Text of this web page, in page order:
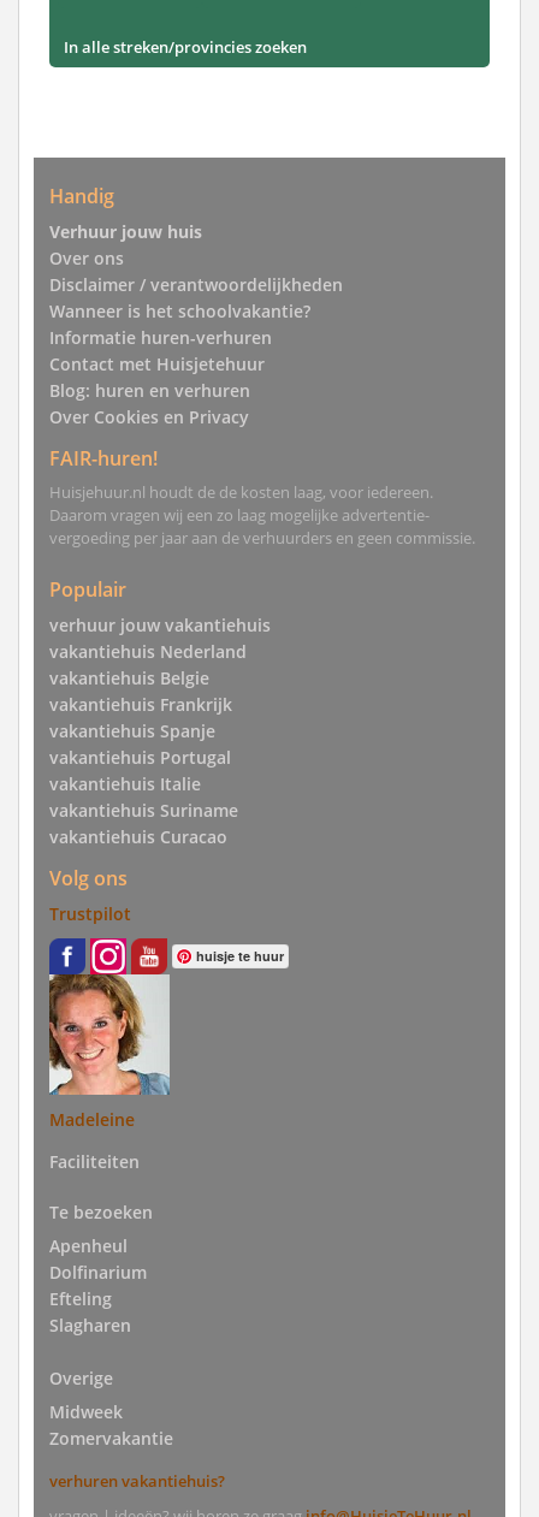
In alle streken/provincies zoeken
Handig
Verhuur jouw huis
Over ons
Disclaimer / verantwoordelijkheden
Wanneer is het schoolvakantie?
Informatie huren-verhuren
Contact met Huisjetehuur
Blog: huren en verhuren
Over Cookies en Privacy
FAIR-huren!
Huisjehuur.nl houdt de de kosten laag, voor iedereen.
Daarom vragen wij een zo laag mogelijke advertentie-
vergoeding per jaar aan de verhuurders en geen commissie.
Populair
verhuur jouw vakantiehuis
vakantiehuis Nederland
vakantiehuis Belgie
vakantiehuis Frankrijk
vakantiehuis Spanje
vakantiehuis Portugal
vakantiehuis Italie
vakantiehuis Suriname
vakantiehuis Curacao
Volg ons
Trustpilot
huisje te huur
Madeleine
Faciliteiten
Te bezoeken
Apenheul
Dolfinarium
Efteling
Slagharen
Overige
Midweek
Zomervakantie
verhuren vakantiehuis?